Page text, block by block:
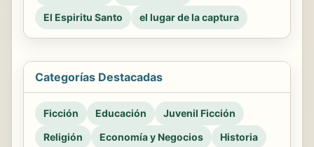
El Espiritu Santo
el lugar de la captura
Categorías Destacadas
Ficción Educación
Juvenil Ficción
Religión
Economía y Negocios
Historia